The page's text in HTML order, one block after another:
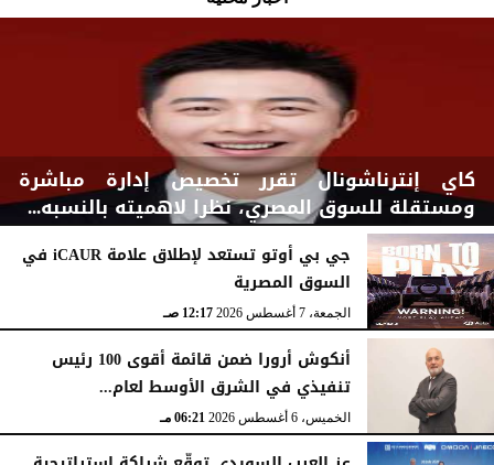
كاي إنترناشونال تقرر تخصيص إدارة مباشرة
ومستقلة للسوق المصري، نظرا لاهميته بالنسبه...
السبت، 8 أغسطس 2026 03:00 مـ
جي بي أوتو تستعد لإطلاق علامة iCAUR في
السوق المصرية
الجمعة، 7 أغسطس 2026 12:17 صـ
أنكوش أرورا ضمن قائمة أقوى 100 رئيس
تنفيذي في الشرق الأوسط لعام...
الخميس، 6 أغسطس 2026 06:21 مـ